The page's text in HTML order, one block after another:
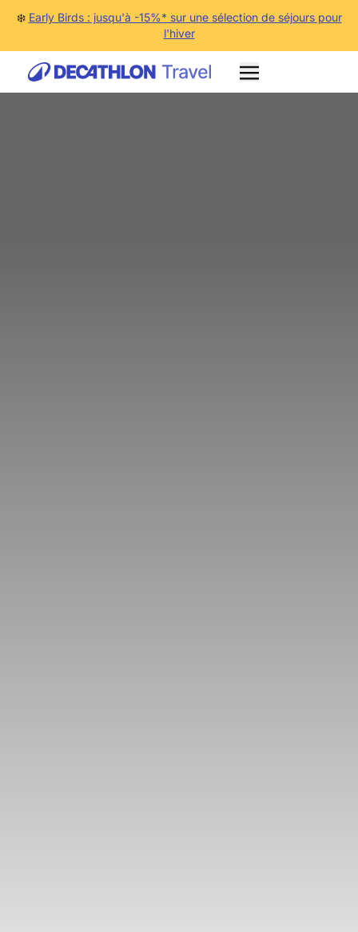
❄️ Early Birds : jusqu'à -15%* sur une sélection de séjours pour
l'hiver